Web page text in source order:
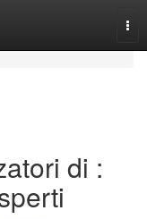
di :